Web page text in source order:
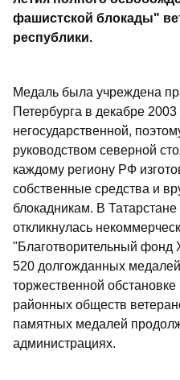
фашистской блокады"
республики.
Медаль была учреждена
Петербурга в декабре
негосударственной,
руководством северной
каждому региону РФ
собственные средства и
блокадникам. В
откликнулась
"Благотворительный фонд
520 долгожданных
торжественной обстановке
районных обществ
памятных медалей
администрациях.